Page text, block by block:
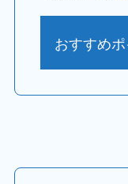
おすすめ